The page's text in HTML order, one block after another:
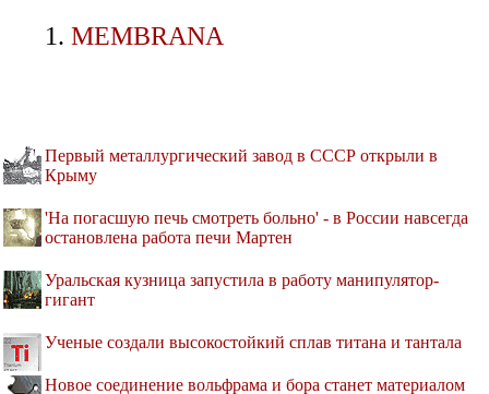
MEMBRANA
Первый металлургический завод в СССР открыли в
Крыму
'На погасшую печь смотреть больно' - в России навсегда
остановлена работа печи Мартен
Уральская кузница запустила в работу манипулятор-
гигант
Ученые создали высокостойкий сплав титана и тантала
Новое соединение вольфрама и бора станет материалом